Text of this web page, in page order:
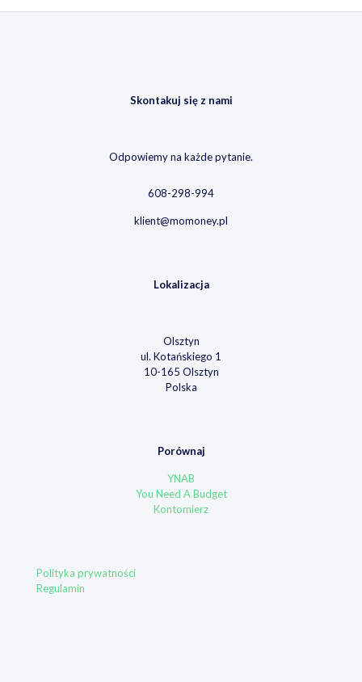
Skontakuj się z nami
Odpowiemy na każde pytanie.
608-298-994
klient@momoney.pl
Lokalizacja
Olsztyn
ul. Kotańskiego 1
10-165 Olsztyn
Polska
Porównaj
YNAB
You Need A Budget
Kontomierz
Polityka prywatności
Regulamin